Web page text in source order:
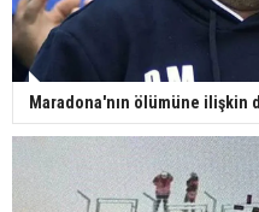
Maradona'nın ölümüne ilişkin